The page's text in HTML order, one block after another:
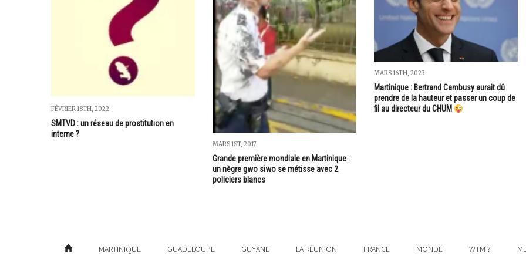
FÉVRIER 18TH, 2022
SMTVD : un réseau de prostitution en
interne ?
MARS 1ST, 2017
Grande première mondiale en Martinique :
un nègre gwo siwo se métisse avec 2
policiers blancs
MARS 16TH, 2023
Martinique : Bertrand Cambusy aurait dû
prendre de la hauteur et passer un coup de
fil au directeur du CHUM
MARTINIQUE GUADELOUPE GUYANE LA RÉUNION FRANCE MONDE WTM ?